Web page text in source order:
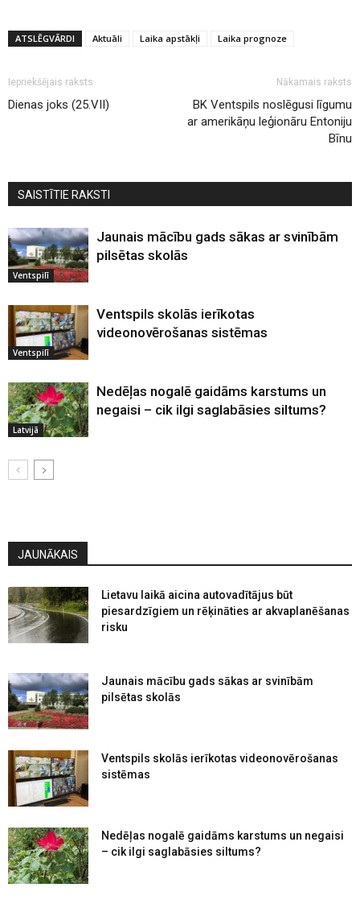
ATSLĒGVĀRDI Aktuāli Laika apstākļi Laika prognoze
Iepriekšējais raksts
Dienas joks (25.VII)
Nākamais raksts
BK Ventspils noslēgusi līgumu
ar amerikāņu leģionāru Entoniju
Bīnu
SAISTĪTIE RAKSTI
Ventspilī
Jaunais mācību gads sākas ar svinībām
pilsētas skolās
Ventspilī
Ventspils skolās ierīkotas
videonovērošanas sistēmas
Latvijā
Nedēļas nogalē gaidāms karstums un
negaisi – cik ilgi saglabāsies siltums?
JAUNĀKAIS
Lietavu laikā aicina autovadītājus būt
piesardzīgiem un rēķināties ar akvaplanēšanas
risku
Jaunais mācību gads sākas ar svinībām
pilsētas skolās
Ventspils skolās ierīkotas videonovērošanas
sistēmas
Nedēļas nogalē gaidāms karstums un negaisi
– cik ilgi saglabāsies siltums?